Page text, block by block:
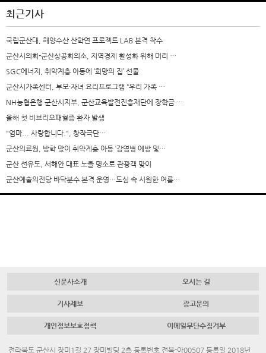
최근기사
국립군산대, 해양수산 산학연 프로젝트 LAB 본격 착수
군산시의회-군산상공회의소, 지역경제 활성화 위해 머리 …
SGC에너지, 취약계층 아동에 ‘희망의 집’ 선물
군산시가족센터, 부모·자녀 요리프로그램 “우리 가족 …
NH농협은행 군산시지부, 군산교육발전진흥재단에 장학금 …
올해 첫 비브리오패혈증 환자 발생
"엄마... 사랑합니다.", 창작극단…
군산의료원, 방학 맞이 취약계층 아동 ‘감염병 예방 및…
군산 선유도, 서해안 대표 노을 명소로 관광객 맞이
군산예술의전당 바닥분수 본격 운영…도심 속 시원한 여름…
신문사소개 오시는 길
기사제보 광고문의
개인정보보호정책 이메일무단수집거부
전라북도 군산시 장미1길 27 장미빌딩 2층 등록번호 전북-아00507 등록일 2018년